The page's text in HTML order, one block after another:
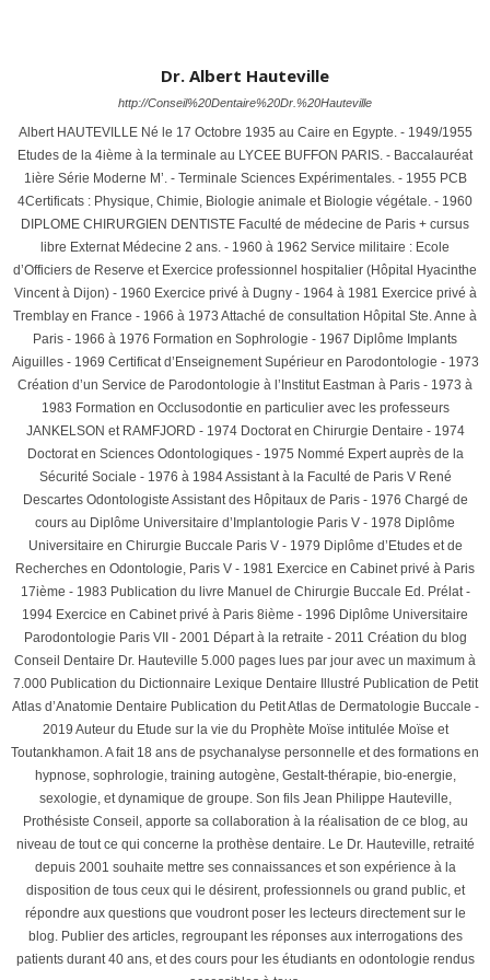
Dr. Albert Hauteville
http://Conseil%20Dentaire%20Dr.%20Hauteville
Albert HAUTEVILLE Né le 17 Octobre 1935 au Caire en Egypte. - 1949/1955
Etudes de la 4ième à la terminale au LYCEE BUFFON PARIS. - Baccalauréat
1ière Série Moderne M’. - Terminale Sciences Expérimentales. - 1955 PCB
4Certificats : Physique, Chimie, Biologie animale et Biologie végétale. - 1960
DIPLOME CHIRURGIEN DENTISTE Faculté de médecine de Paris + cursus
libre Externat Médecine 2 ans. - 1960 à 1962 Service militaire : Ecole
d’Officiers de Reserve et Exercice professionnel hospitalier (Hôpital Hyacinthe
Vincent à Dijon) - 1960 Exercice privé à Dugny - 1964 à 1981 Exercice privé à
Tremblay en France - 1966 à 1973 Attaché de consultation Hôpital Ste. Anne à
Paris - 1966 à 1976 Formation en Sophrologie - 1967 Diplôme Implants
Aiguilles - 1969 Certificat d’Enseignement Supérieur en Parodontologie - 1973
Création d’un Service de Parodontologie à l’Institut Eastman à Paris - 1973 à
1983 Formation en Occlusodontie en particulier avec les professeurs
JANKELSON et RAMFJORD - 1974 Doctorat en Chirurgie Dentaire - 1974
Doctorat en Sciences Odontologiques - 1975 Nommé Expert auprès de la
Sécurité Sociale - 1976 à 1984 Assistant à la Faculté de Paris V René
Descartes Odontologiste Assistant des Hôpitaux de Paris - 1976 Chargé de
cours au Diplôme Universitaire d’Implantologie Paris V - 1978 Diplôme
Universitaire en Chirurgie Buccale Paris V - 1979 Diplôme d’Etudes et de
Recherches en Odontologie, Paris V - 1981 Exercice en Cabinet privé à Paris
17ième - 1983 Publication du livre Manuel de Chirurgie Buccale Ed. Prélat -
1994 Exercice en Cabinet privé à Paris 8ième - 1996 Diplôme Universitaire
Parodontologie Paris VII - 2001 Départ à la retraite - 2011 Création du blog
Conseil Dentaire Dr. Hauteville 5.000 pages lues par jour avec un maximum à
7.000 Publication du Dictionnaire Lexique Dentaire Illustré Publication de Petit
Atlas d’Anatomie Dentaire Publication du Petit Atlas de Dermatologie Buccale -
2019 Auteur du Etude sur la vie du Prophète Moïse intitulée Moïse et
Toutankhamon. A fait 18 ans de psychanalyse personnelle et des formations en
hypnose, sophrologie, training autogène, Gestalt-thérapie, bio-energie,
sexologie, et dynamique de groupe. Son fils Jean Philippe Hauteville,
Prothésiste Conseil, apporte sa collaboration à la réalisation de ce blog, au
niveau de tout ce qui concerne la prothèse dentaire. Le Dr. Hauteville, retraité
depuis 2001 souhaite mettre ses connaissances et son expérience à la
disposition de tous ceux qui le désirent, professionnels ou grand public, et
répondre aux questions que voudront poser les lecteurs directement sur le
blog. Publier des articles, regroupant les réponses aux interrogations des
patients durant 40 ans, et des cours pour les étudiants en odontologie rendus